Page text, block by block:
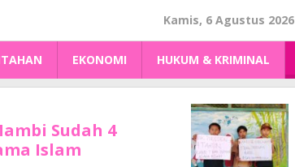
Kamis, 6 Agustus 2026
EKONOMI HUKUM & KRIMINAL
Sudah 4
Islam